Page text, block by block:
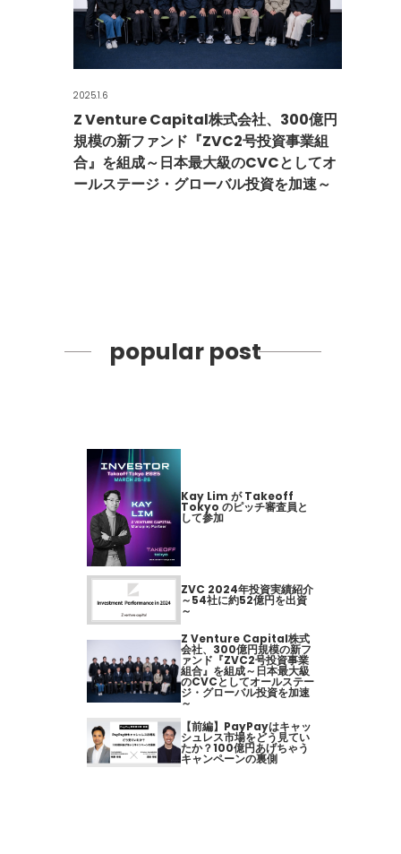
2025.1.6
Z Venture Capital株式会社、300億円
規模の新ファンド『ZVC2号投資事業組
合』を組成～日本最大級のCVCとしてオ
ールステージ・グローバル投資を加速～
popular post
Kay Lim が Takeoff
Tokyo のピッチ審査員と
して参加
ZVC 2024年投資実績紹介
～54社に約52億円を出資
～
Z Venture Capital株式
会社、300億円規模の新フ
ァンド『ZVC2号投資事業
組合』を組成～日本最大級
のCVCとしてオールステー
ジ・グローバル投資を加速
～
【前編】PayPayはキャッ
シュレス市場をどう見てい
たか？100億円あげちゃう
キャンペーンの裏側